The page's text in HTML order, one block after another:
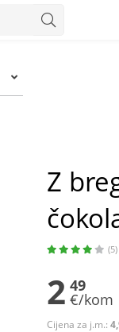
Z
(5)
2 49
€/kom
Cijena za j.m.: